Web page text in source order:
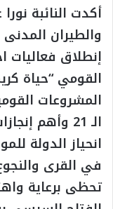
أكدت النائبة
والطيران
إنطلاق فعاليات
القومي “حياة
المشروعات
الـ 21 وأهم
انحياز الدولة
في القرى
تحظى برعاية